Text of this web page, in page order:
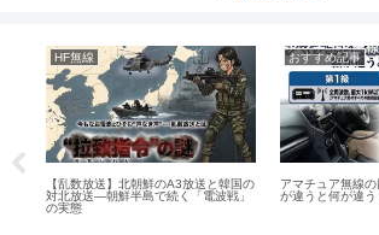
HF無線
【乱数放送】北朝鮮のA3放送と韓国の
対北放送―朝鮮半島で続く「電波戦」
の実態
おすすめ記事
アマチュア無線
が違うと何が違う